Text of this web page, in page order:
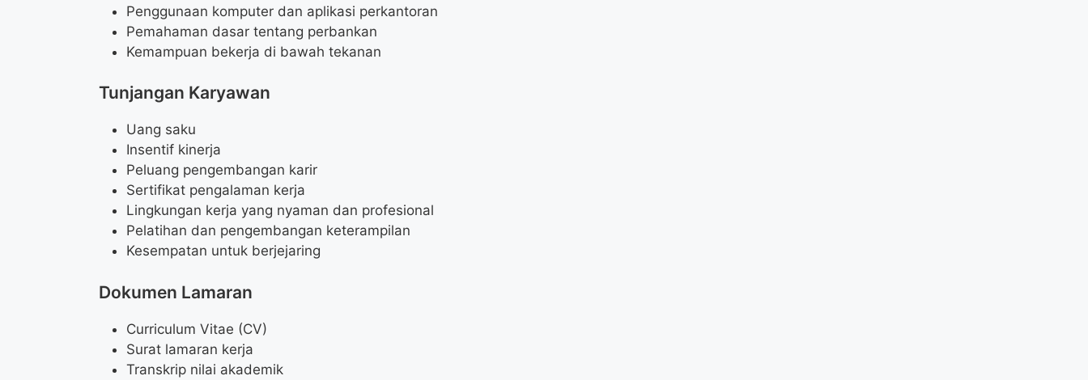
Penggunaan komputer dan aplikasi perkantoran
Pemahaman dasar tentang perbankan
Kemampuan bekerja di bawah tekanan
Tunjangan Karyawan
Uang saku
Insentif kinerja
Peluang pengembangan karir
Sertifikat pengalaman kerja
Lingkungan kerja yang nyaman dan profesional
Pelatihan dan pengembangan keterampilan
Kesempatan untuk berjejaring
Dokumen Lamaran
Curriculum Vitae (CV)
Surat lamaran kerja
Transkrip nilai akademik